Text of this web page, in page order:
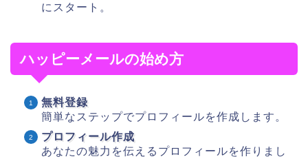
にスタート。
ハッピーメールの始め方
無料登録
簡単なステップでプロフィールを作成します。
プロフィール作成
あなたの魅力を伝えるプロフィールを作りまし